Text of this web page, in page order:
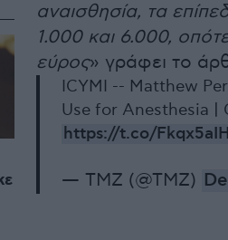
αναισθησία, τα
1.000 και 6.000,
εύρος» γράφει το
ICYMI -- Matthew
Use for Anesthesia |
https://t.co/
— TMZ (@TMZ)